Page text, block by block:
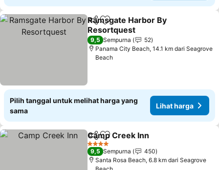
BagikanTambahkan ke favorit
Ramsgate Harbor By
Resortquest
Lihat harga
9,5 Sempurna
52
Panama City Beach, 14.1 km dari Seagrove
Beach
Pilih tanggal untuk melihat harga yang
sama
Lihat harga
BagikanTambahkan ke favorit
Camp Creek Inn
4 Bintang
9,5 Sempurna
450
Santa Rosa Beach, 6.8 km dari Seagrove